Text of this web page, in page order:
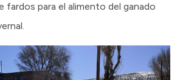
fardos para el alimento del ganado